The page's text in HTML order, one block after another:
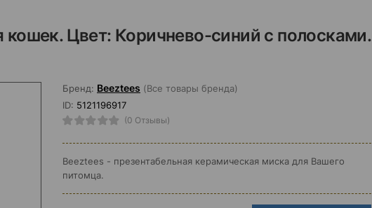
Цвет: Коричнево-синий с полосками.
Бренд: Beeztees (Все товары бренда)
ID: 5121196917
(0 Отзывы)
Beeztees - презентабельная керамическая миска для Вашего
питомца.